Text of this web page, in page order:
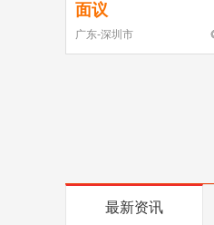
面议
广东-深圳市
最新资讯